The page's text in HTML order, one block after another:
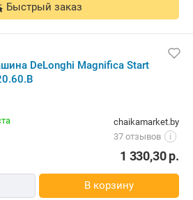
Быстрый заказ
DeLonghi Magnifica Start
chaikamarket.by
37 отзывов
i
1 330,30р.
В корзину